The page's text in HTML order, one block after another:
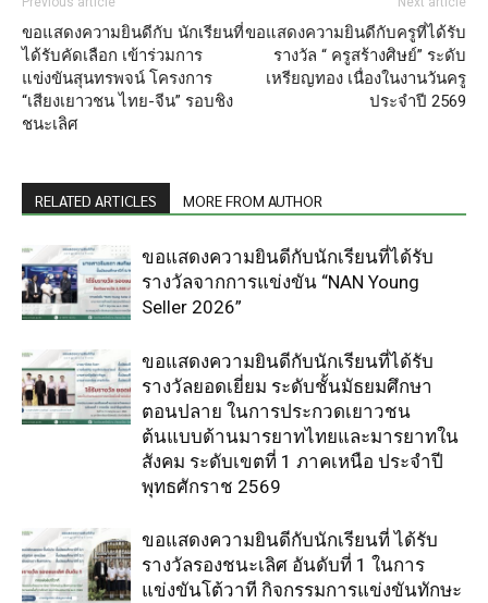
ขอแสดงความยินดีกับ นักเรียนที่
ได้รับคัดเลือก เข้าร่วมการ
แข่งขันสุนทรพจน์ โครงการ
“เสียงเยาวชน ไทย-จีน” รอบชิง
ชนะเลิศ
ขอแสดงความยินดีกับครูที่ได้รับ
รางวัล “ ครูสร้างศิษย์” ระดับ
เหรียญทอง เนื่องในงานวันครู
ประจำปี 2569
RELATED ARTICLES MORE FROM AUTHOR
ขอแสดงความยินดีกับนักเรียนที่ได้รับ
รางวัลจากการแข่งขัน “NAN Young
Seller 2026”
ขอแสดงความยินดีกับนักเรียนที่ได้รับ
รางวัลยอดเยี่ยม ระดับชั้นมัธยมศึกษา
ตอนปลาย ในการประกวดเยาวชน
ต้นแบบด้านมารยาทไทยและมารยาทใน
สังคม ระดับเขตที่ 1 ภาคเหนือ ประจำปี
พุทธศักราช 2569
ขอแสดงความยินดีกับนักเรียนที่ ได้รับ
รางวัลรองชนะเลิศ อันดับที่ 1 ในการ
แข่งขันโต้วาที กิจกรรมการแข่งขันทักษะ